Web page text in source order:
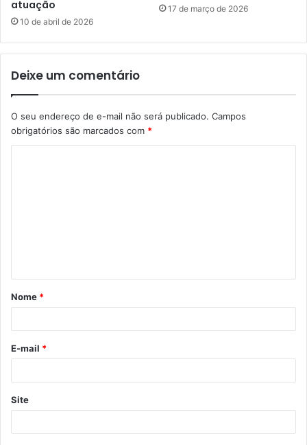
atuação
10 de abril de 2026
17 de março de 2026
Deixe um comentário
O seu endereço de e-mail não será publicado. Campos
obrigatórios são marcados com *
á
r
*
Nome *
E-mail *
Site